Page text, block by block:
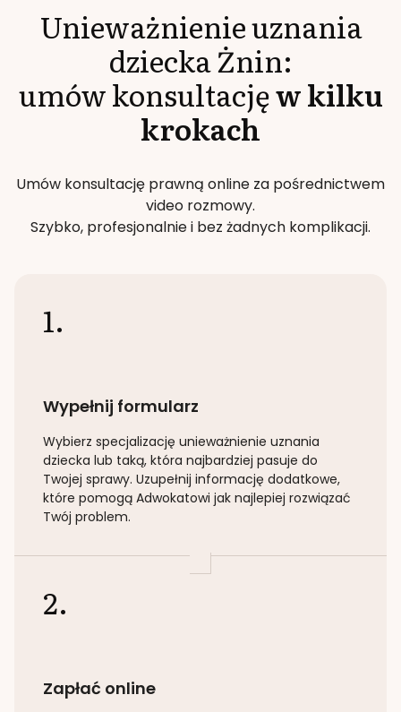
Unieważnienie uznania
dzieckaŻnin:
umów konsultacjęw kilku
krokach
Umów konsultację prawną online za pośrednictwem
video rozmowy.
Szybko, profesjonalnie i bez żadnych komplikacji.
1.
Wypełnij formularz
Wybierz specjalizację unieważnienie uznania
dziecka lub taką, która najbardziej pasuje do
Twojej sprawy. Uzupełnij informację dodatkowe,
które pomogą Adwokatowi jak najlepiej rozwiązać
Twój problem.
2.
Zapłać online